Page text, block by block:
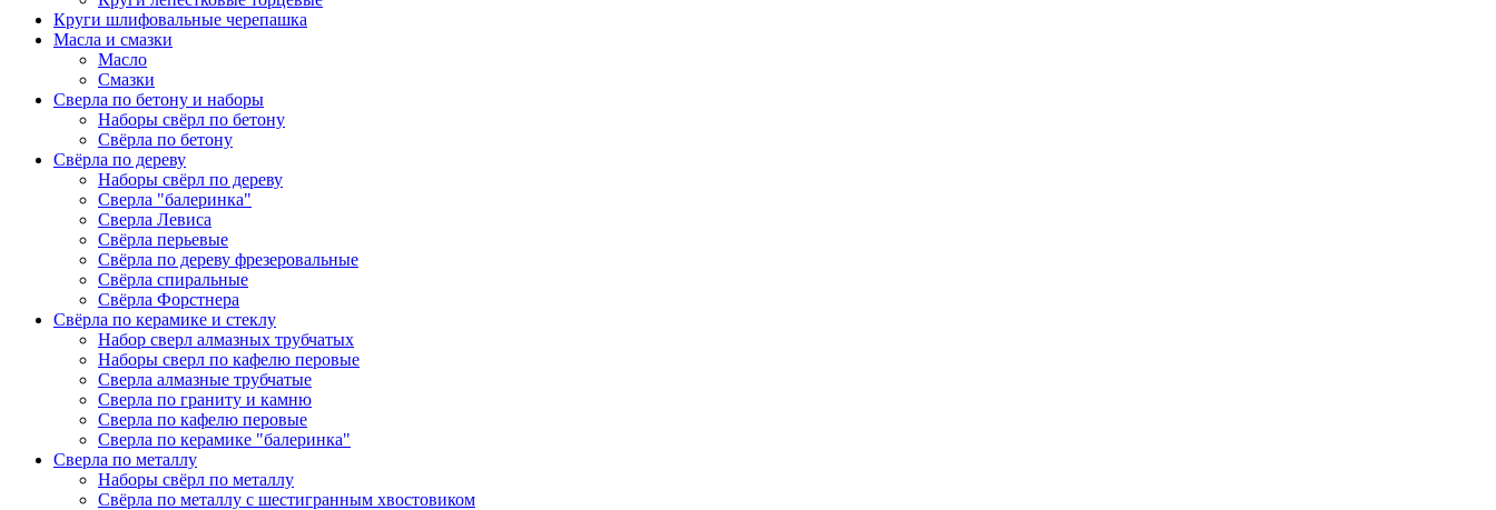
Круги шлифовальные черепашка
Масла и смазки
Масло
Смазки
Сверла по бетону и наборы
Наборы свёрл по бетону
Свёрла по бетону
Свёрла по дереву
Наборы свёрл по дереву
Сверла "балеринка"
Сверла Левиса
Свёрла перьевые
Свёрла по дереву фрезеровальные
Свёрла спиральные
Свёрла Форстнера
Свёрла по керамике и стеклу
Набор сверл алмазных трубчатых
Наборы сверл по кафелю перовые
Сверла алмазные трубчатые
Сверла по граниту и камню
Сверла по кафелю перовые
Сверла по керамике "балеринка"
Сверла по металлу
Наборы свёрл по металлу
Свёрла по металлу с шестигранным хвостовиком